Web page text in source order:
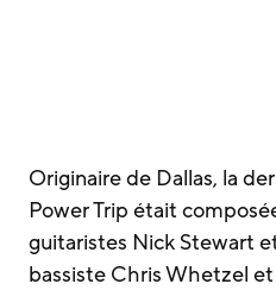
Originaire de Dallas, la
Power Trip était
guitaristes Nick Stewart
bassiste Chris Whetzel